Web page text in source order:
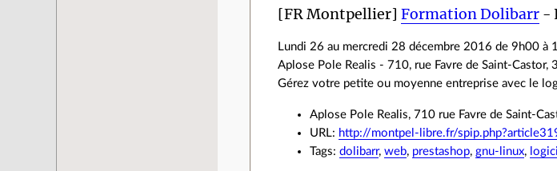
[FR Montpellier]Formation Dolibarr -
Lundi 26 au mercredi 28 décembre 2016 de 9h00
Aplose Pole Realis - 710, rue Favre de Saint-
Gérez votre petite ou moyenne entreprise avec le
Aplose Pole Realis, 710 rue Favre de Saint-
URL: http://montpel-libre.fr/
Tags:dolibarr,web, prestashop,gnu-linux,